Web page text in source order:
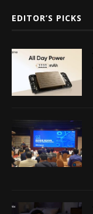
EDITOR’S PICKS